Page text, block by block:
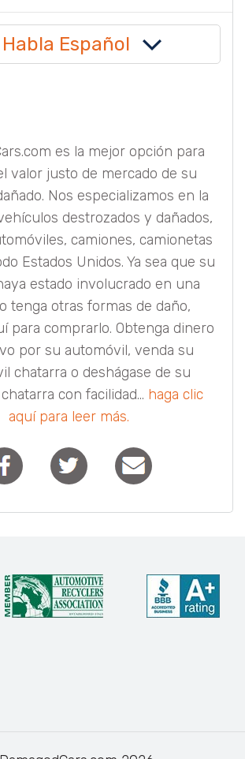
Habla Español
es la mejor opción para
valor justo de mercado de su
Nos especializamos en la
destrozados y dañados,
camiones, camionetas
Estados Unidos. Ya sea que su
estado involucrado en una
tenga otras formas de daño,
para comprarlo. Obtenga dinero
por su automóvil, venda su
chatarra o deshágase de su
con facilidad... haga clic
aquí para leer más.